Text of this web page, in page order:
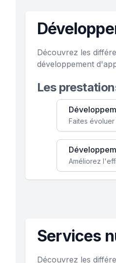
Découvrez les
développement
Les
Services
Découvrez les